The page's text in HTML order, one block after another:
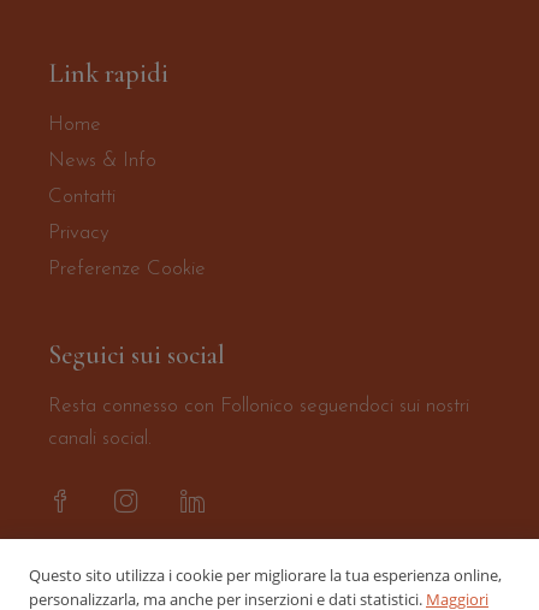
Link rapidi
Home
News & Info
Contatti
Privacy
Preferenze Cookie
Seguici sui social
Resta connesso con Follonico seguendoci sui nostri
canali social.
Questo sito utilizza i cookie per migliorare la tua esperienza online,
personalizzarla, ma anche per inserzioni e dati statistici. Maggiori